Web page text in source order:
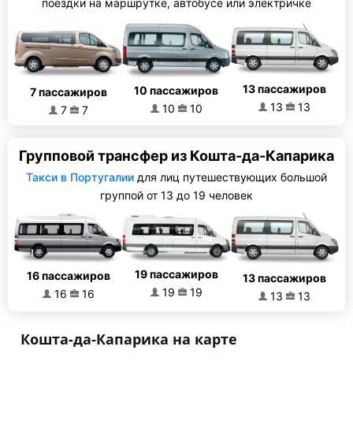
поездки на маршрутке, автобусе или электричке
7 пассажиров
7
7
10 пассажиров
10
10
13 пассажиров
13
13
Групповой трансфер из Кошта-да-Капарика
Такси в Португалии для лиц путешествующих большой
группой от 13 до 19 человек
16 пассажиров
16
16
19 пассажиров
19
19
13 пассажиров
13
13
Кошта-да-Капарика на карте